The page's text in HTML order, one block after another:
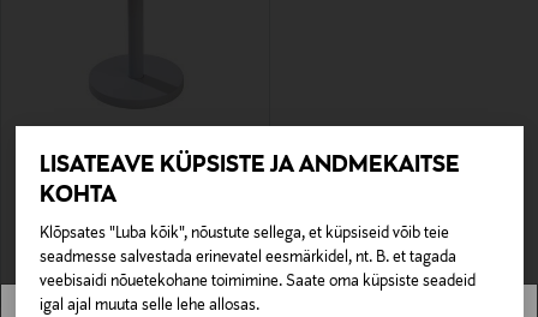
LISATEAVE KÜPSISTE JA ANDMEKAITSE
KOHTA
Klõpsates "Luba kõik", nõustute sellega, et küpsiseid võib teie
seadmesse salvestada erinevatel eesmärkidel, nt. B. et tagada
veebisaidi nõuetekohane toimimine. Saate oma küpsiste seadeid
igal ajal muuta selle lehe allosas.
DESIGN LETTERS
Abilaud Trisse 3-in-1 Small